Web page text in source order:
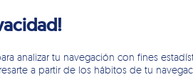
y comisiones
analizar tu navegación con fines
a partir de los hábitos de tu